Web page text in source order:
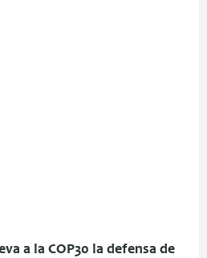
a la COP30 la defensa de